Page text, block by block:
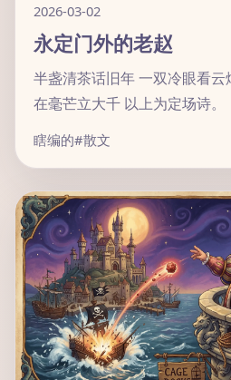
2026-03-02
永定门外的老赵
半盏清茶话旧年 一双冷眼看云
在毫芒立大千 以上为定场诗。
瞎编的#散文